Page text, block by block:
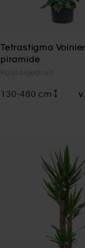
Tetrastigma
piramide
Kastanjedruif
130-480 cm